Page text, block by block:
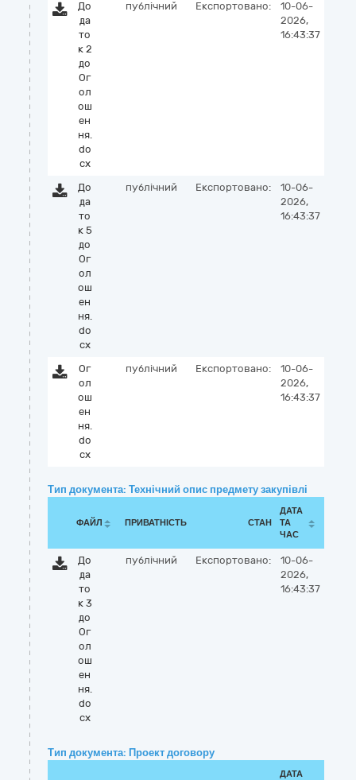
До
да
то
к 2
до
Ог
ол
ош
ен
ня.
do
cx
публічний Експортовано:
10-06-
2026,
16:43:37
До
да
то
к 5
до
Ог
ол
ош
ен
ня.
do
cx
публічний Експортовано:
10-06-
2026,
16:43:37
Ог
ол
ош
ен
ня.
do
cx
публічний Експортовано:
10-06-
2026,
16:43:37
Тип документа: Технічний опис предмету закупівлі
ФАЙЛ ПРИВАТНІСТЬ СТАН
ДАТА
ТА
ЧАС
До
да
то
к 3
до
Ог
ол
ош
ен
ня.
do
cx
публічний Експортовано:
10-06-
2026,
16:43:37
Тип документа: Проект договору
ДАТА